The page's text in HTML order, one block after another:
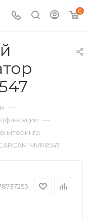
0
—
—
—
MVR8547